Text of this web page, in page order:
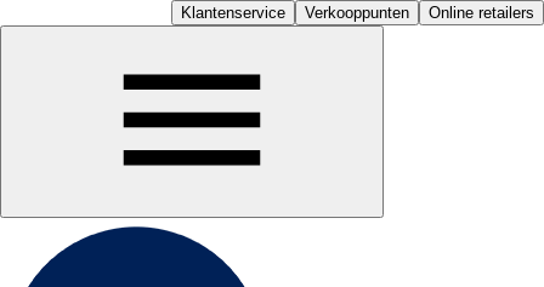
Klantenservice Verkooppunten Online retailers